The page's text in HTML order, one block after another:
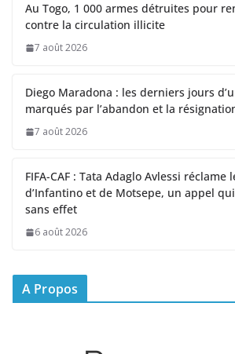
Au Togo, 1 000 armes détruites pour
contre la circulation illicite
7 août 2026
Diego Maradona : les derniers jours
marqués par l’abandon et la
7 août 2026
FIFA-CAF : Tata Adaglo Avlessi réclame
d’Infantino et de Motsepe, un appel
sans effet
6 août 2026
A Propos